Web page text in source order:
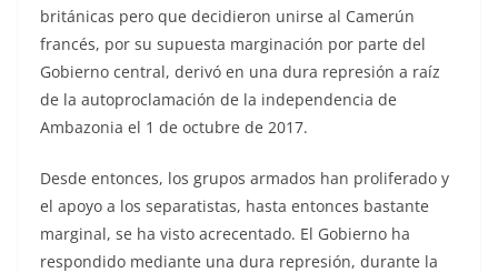
británicas pero que decidieron unirse al Camerún
francés, por su supuesta marginación por parte del
Gobierno central, derivó en una dura represión a raíz
de la autoproclamación de la independencia de
Ambazonia el 1 de octubre de 2017.
Desde entonces, los grupos armados han proliferado y
el apoyo a los separatistas, hasta entonces bastante
marginal, se ha visto acrecentado. El Gobierno ha
respondido mediante una dura represión, durante la